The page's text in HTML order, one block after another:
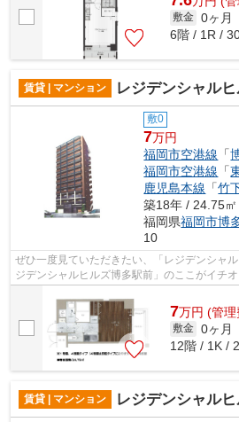
敷金 0ヶ月
6階 / 1R /
賃貸 | マンション レジデンシャル
敷0
7万円
福岡市空港線 「
福岡市空港線 「
鹿児島本線 「竹
築18年 / 24.75㎡
福岡県福岡市博
10
ぜひ一度見ていただきたい、「レジデンシャ
ジデンシャルヒルズ博多駅前」のここがイチ
7万円 (管理
敷金 0ヶ月
12階 / 1K /
賃貸 | マンション レジデンシャル